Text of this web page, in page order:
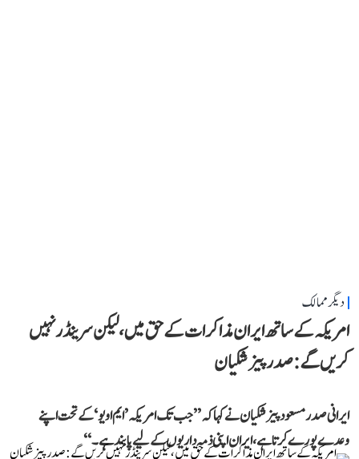
دیگر ممالک
امریکہ کے ساتھ ایران مذاکرات کے حق میں، لیکن سرینڈر نہیں
کریں گے: صدر پیزشکیان
ایرانی صدر مسعود پیزشکیان نے کہا کہ ’’جب تک امریکہ ’ایم او یو‘ کے تحت اپنے
وعدے پورے کرتا ہے، ایران اپنی ذمہ داریوں کے لیے پابند ہے۔‘‘